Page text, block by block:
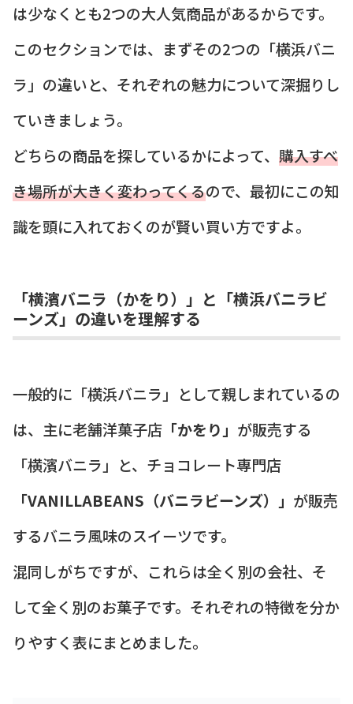
は少なくとも2つの大人気商品があるからです。
このセクションでは、まずその2つの「横浜バニ
ラ」の違いと、それぞれの魅力について深掘りし
ていきましょう。
どちらの商品を探しているかによって、 購入すべ
き場所が大きく変わってくるので、最初にこの知
識を頭に入れておくのが賢い買い方ですよ。
「横濱バニラ（かをり）」と「横浜バニラビ
ーンズ」の違いを理解する
一般的に「横浜バニラ」として親しまれているの
は、主に老舗洋菓子店 「かをり」 が販売する
「横濱バニラ」と、チョコレート専門店
「VANILLABEANS（バニラビーンズ）」 が販売
するバニラ風味のスイーツです。
混同しがちですが、これらは全く別の会社、そ
して全く別のお菓子です。それぞれの特徴を分か
りやすく表にまとめました。